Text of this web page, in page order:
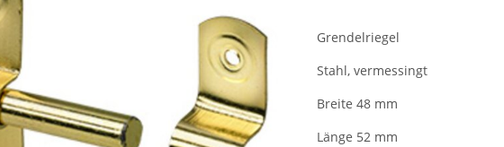
Grendelriegel
Stahl, vermessingt
Breite 48 mm
Länge 52 mm